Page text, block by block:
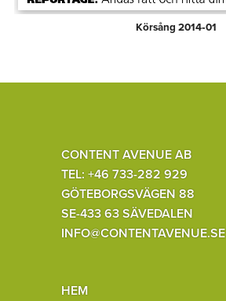
Körsång 2014‑01
CONTENT AVENUE AB
TEL: +46 733-282 929
GÖTEBORGSVÄGEN 88
SE-433 63 SÄVEDALEN
INFO@CONTENTAVENUE.SE
HEM